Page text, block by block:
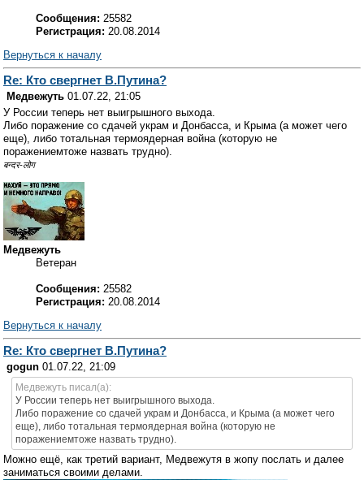
Сообщения: 25582
Регистрация: 20.08.2014
Вернуться к началу
Re: Кто свергнет В.Путина?
Медвежуть 01.07.22, 21:05
У России теперь нет выигрышного выхода.
Либо поражение со сдачей украм и Донбасса, и Крыма (а может чего
еще), либо тотальная термоядерная война (которую не
поражениемтоже назвать трудно).
बन्दर-लोग
Медвежуть
Ветеран
Сообщения: 25582
Регистрация: 20.08.2014
Вернуться к началу
Re: Кто свергнет В.Путина?
gogun 01.07.22, 21:09
Медвежуть писал(а):
У России теперь нет выигрышного выхода.
Либо поражение со сдачей украм и Донбасса, и Крыма (а может чего
еще), либо тотальная термоядерная война (которую не
поражениемтоже назвать трудно).
Можно ещё, как третий вариант, Медвежутя в жопу послать и далее
заниматься своими делами.